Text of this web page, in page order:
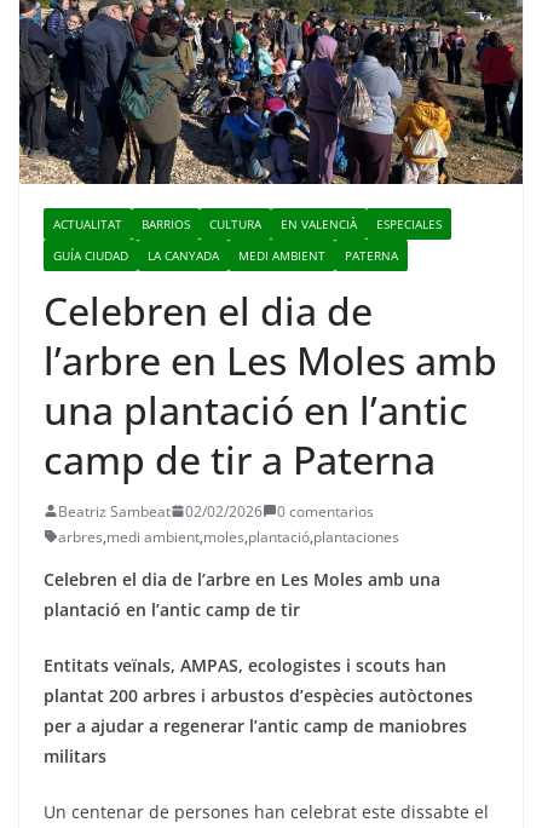
ACTUALITAT BARRIOS CULTURA EN VALENCIÀ
ESPECIALES
GUÍA CIUDAD
LA CANYADA MEDI AMBIENT PATERNA
Celebren el dia de
l’arbre en Les Moles amb
una plantació en l’antic
camp de tir a Paterna
Beatriz Sambeat 02/02/2026
0 comentarios
arbres,medi ambient,moles,plantació,plantaciones
Celebren el dia de l’arbre en Les Moles amb una
plantació en l’antic camp de tir
Entitats veïnals, AMPAS, ecologistes i scouts han
plantat 200 arbres i arbustos d’espècies autòctones
per a ajudar a regenerar l’antic camp de maniobres
militars
Un centenar de persones han celebrat este dissabte el